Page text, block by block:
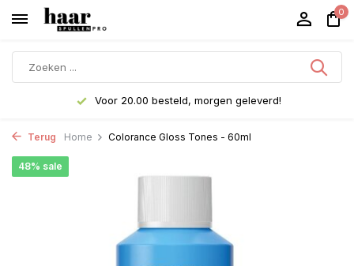
0
Voor 20.00 besteld, morgen geleverd!
Terug Home Colorance Gloss Tones - 60ml
48% sale